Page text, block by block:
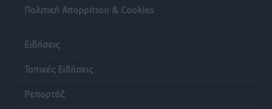
Πολιτική Απορρήτου & Cookies
Ειδήσεις
Τοπικές Ειδήσεις
Ρεπορτάζ